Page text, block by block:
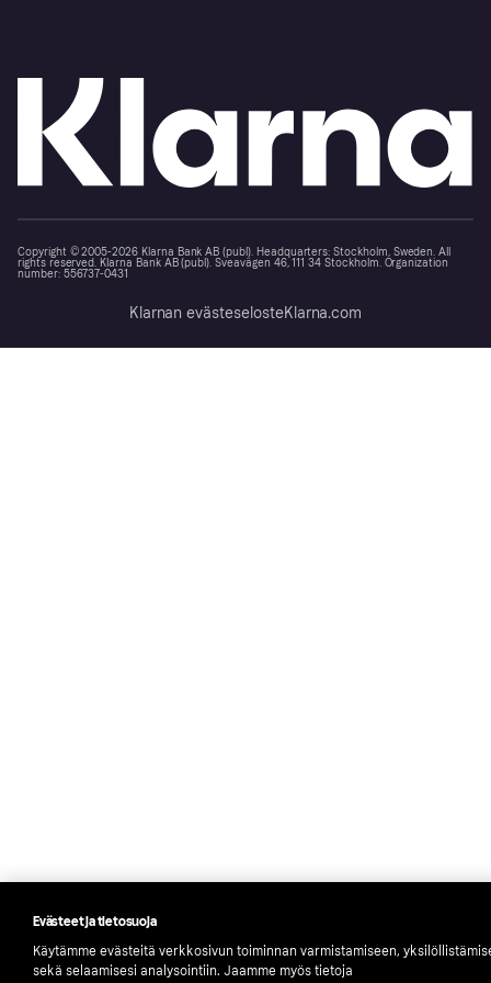
Copyright © 2005-2026 Klarna Bank AB (publ). Headquarters: Stockholm, Sweden. All
rights reserved. Klarna Bank AB (publ). Sveavägen 46, 111 34 Stockholm. Organization
number: 556737-0431
Klarnan evästeselosteKlarna.com
Evästeet ja tietosuoja
Käytämme evästeitä verkkosivun toiminnan varmistamiseen,
sekä selaamisesi analysointiin. Jaamme myös tietoja